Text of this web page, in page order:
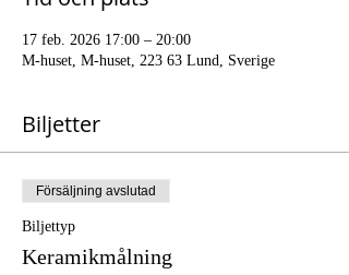
17 feb. 2026 17:00 – 20:00
M-huset, M-huset, 223 63 Lund, Sverige
Biljetter
Försäljning avslutad
Biljettyp
Keramikmålning